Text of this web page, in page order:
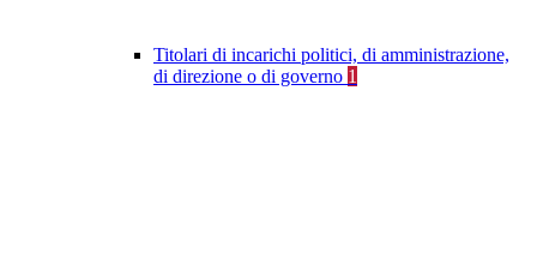
Titolari di incarichi politici, di amministrazione,
di direzione o di governo 1